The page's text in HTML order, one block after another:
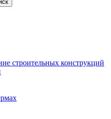
строительных конструкций